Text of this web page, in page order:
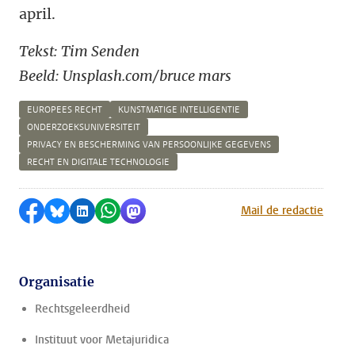
april.
Tekst: Tim Senden
Beeld: Unsplash.com/bruce mars
EUROPEES RECHT
KUNSTMATIGE INTELLIGENTIE
ONDERZOEKSUNIVERSITEIT
PRIVACY EN BESCHERMING VAN PERSOONLIJKE GEGEVENS
RECHT EN DIGITALE TECHNOLOGIE
Delen op Facebook
Delen via Bluesky
Delen op LinkedIn
Delen via WhatsApp
Delen via MastodonMail de redactie
Organisatie
Rechtsgeleerdheid
Instituut voor Metajuridica